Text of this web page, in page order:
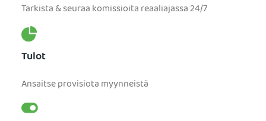
Tarkista & seuraa komissioita reaaliajassa 24/7
Tulot
Ansaitse provisiota myynneistä